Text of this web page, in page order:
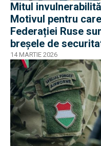
Mitul
Motivul pentru
Federației Ruse
breșele de
14 MARTIE 2026